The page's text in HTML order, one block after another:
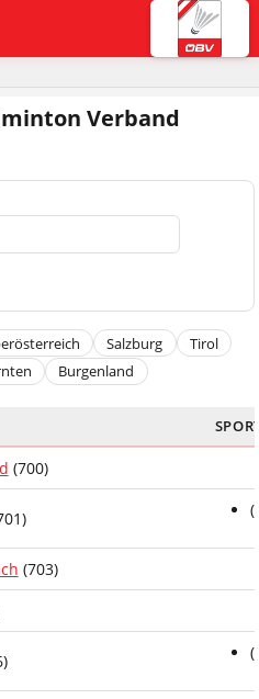
Verband
Salzburg
Tirol
Burgenland
(700)
(703)